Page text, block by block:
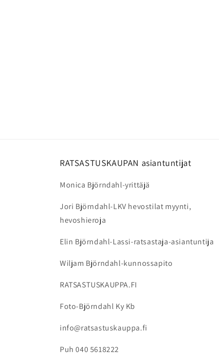
RATSASTUSKAUPAN asiantuntijat
Monica Björndahl-yrittäjä
Jori Björndahl-LKV hevostilat myynti,
hevoshieroja
Elin Björndahl-Lassi-ratsastaja-asiantuntija
Wiljam Björndahl-kunnossapito
RATSASTUSKAUPPA.FI
Foto-Björndahl Ky Kb
info@ratsastuskauppa.fi
Puh 040 5618222